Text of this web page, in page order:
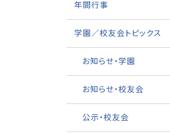
年間行事
学園／校友会トピックス
お知らせ・学園
お知らせ・校友会
公示・校友会